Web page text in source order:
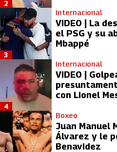
2
Internacional
VIDEO | La
el PSG y su
Mbappé
3
Internacional
VIDEO |
con Lionel
4
Boxeo
Juan Manuel
Álvarez y le
Benavidez